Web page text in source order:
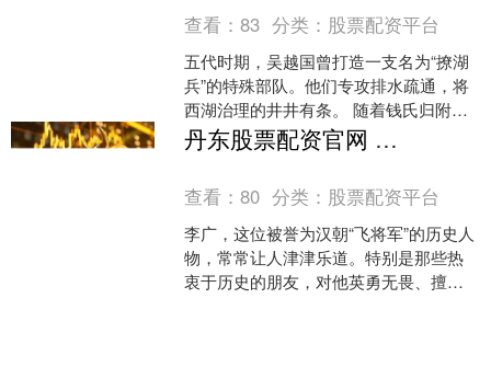
查看：83 分类： 股票配资平台
五代时期，吴越国曾打造一支名为“撩湖
兵”的特殊部队。他们专攻排水疏通，将
西湖治理的井井有条。 随着钱氏归附宋
朝，这支专业队伍宣告解散，彻底让位
于科举上位的做题家....
丹东股票配资官网 爱兵如子的李广，带兵方式为何遭史家批评？个人英雄主义危害大_军队_军事_管理
查看：80 分类： 股票配资平台
李广，这位被誉为汉朝“飞将军”的历史人
物，常常让人津津乐道。特别是那些热
衷于历史的朋友，对他英勇无畏、擅长